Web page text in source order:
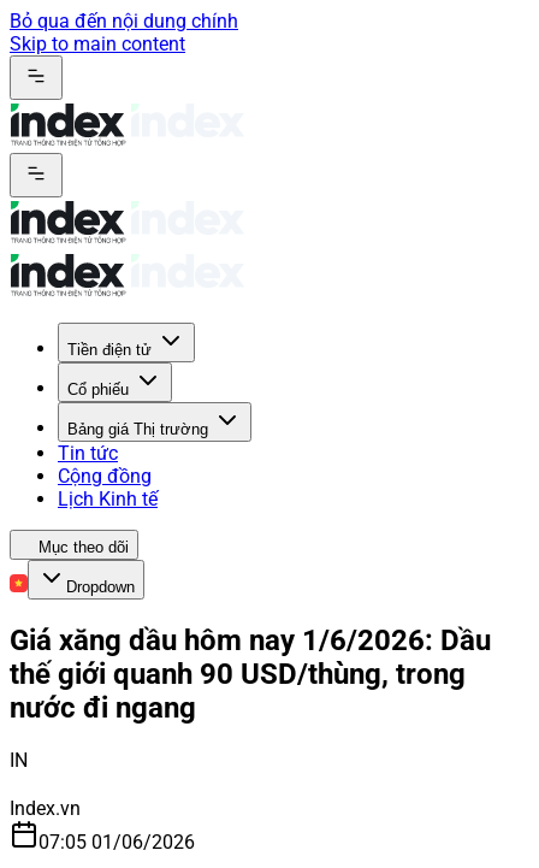
Bỏ qua đến nội dung chính
Skip to main content
Tiền điện tử
Cổ phiếu
Bảng giá Thị trường
Tin tức
Cộng đồng
Lịch Kinh tế
Mục theo dõi
Dropdown
Giá xăng dầu hôm nay 1/6/2026: Dầu
thế giới quanh 90 USD/thùng, trong
nước đi ngang
IN
Index.vn
07:05 01/06/2026